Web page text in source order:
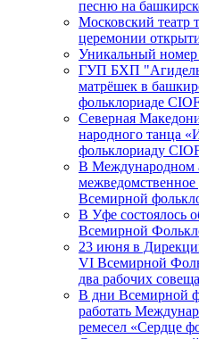
песню на
Московский театр
церемонии
Уникальный номер
ГУП БХП
матрёшек в
фольклориаде
Северная
народного танца
фольклориаду
В Международном
межведомственное
Всемирной
В Уфе состоялось
Всемирной
23 июня в
VI Всемирной
два рабочих
В дни Всемирной
работать
ремесел «Сердце